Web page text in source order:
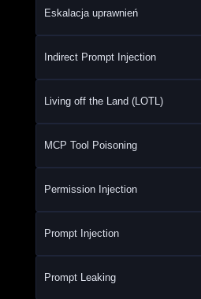
Eskalacja uprawnień
Indirect Prompt Injection
Living off the Land (LOTL)
MCP Tool Poisoning
Permission Injection
Prompt Injection
Prompt Leaking